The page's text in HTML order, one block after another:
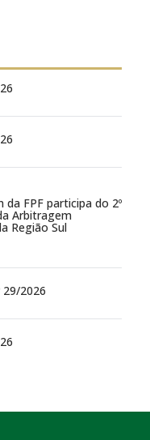
da FPF participa do 2º
Arbitragem
Região Sul
29/2026